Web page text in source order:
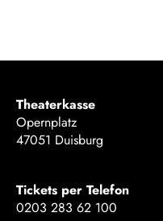
Theaterkasse
Opernplatz
47051 Duisburg
Tickets per Telefon
0203 283 62 100